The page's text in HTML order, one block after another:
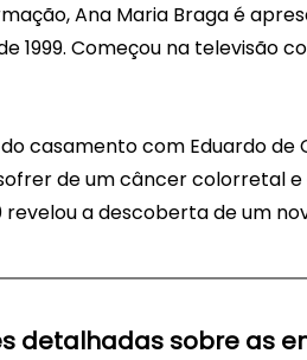
Ana Maria Braga é
1999. Começou na televisão
casamento com Eduardo de
sofrer de um câncer colorretal
revelou a descoberta de um
detalhadas sobre as